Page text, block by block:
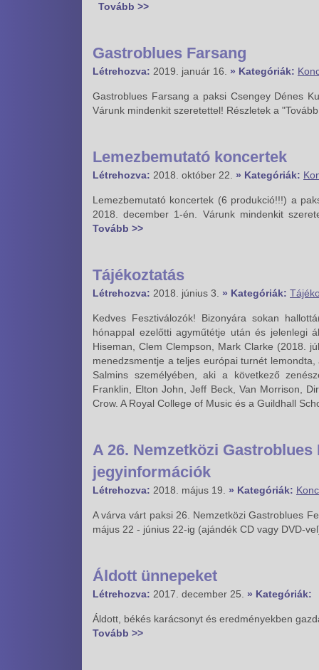
Tovább >>
Gastroblues Farsang
Létrehozva: 2019. január 16. » Kategóriák:
Gastroblues Farsang a paksi Csengey Dénes
Várunk mindenkit szeretettel! Részletek a
Lemezbemutató koncertek
Létrehozva: 2018. október 22. » Kategóriák:
Lemezbemutató koncertek (6 produkció!!!) a
2018. december 1-én. Várunk mindenkit
Tovább >>
Tájékoztatás
Létrehozva: 2018. június 3. » Kategóriák:
Kedves Fesztiválozók! Bizonyára sokan
hónappal ezelőtti agyműtétje után és jelenlegi
Hiseman, Clem Clempson, Mark Clarke (2018.
menedzsmentje a teljes európai turnét
Salmins személyében, aki a következő
Franklin, Elton John, Jeff Beck, Van Morrison,
Crow. A Royal College of Music és a Guildhall
A 26. Nemzetközi
jegyinformációk
Létrehozva: 2018. május 19. » Kategóriák:
A várva várt paksi 26. Nemzetközi Gastroblues
május 22 - június 22-ig (ajándék CD vagy DVD-
Áldott ünnepeket
Létrehozva: 2017. december 25. » Kategóriák:
Áldott, békés karácsonyt és eredményekben
Tovább >>